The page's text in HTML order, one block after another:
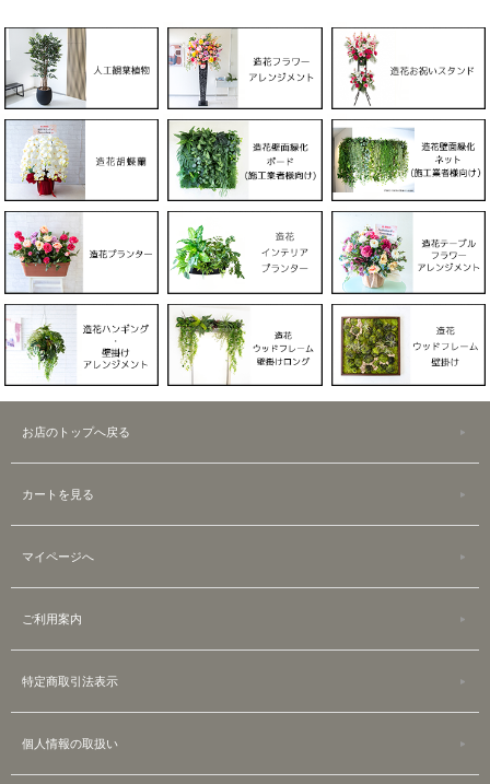
お店のトップへ戻る
カートを見る
マイページへ
ご利用案内
特定商取引法表示
個人情報の取扱い